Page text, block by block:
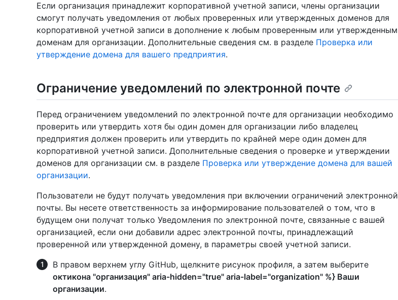
Если организация принадлежит корпоративной учетной записи, члены организации
смогут получать уведомления от любых проверенных или утвержденных доменов для
корпоративной учетной записи в дополнение к любым проверенным или утвержденным
доменам для организации. Дополнительные сведения см. в разделе Проверка или
утверждение домена для вашего предприятия.
Ограничение уведомлений по электронной почте
Перед ограничением уведомлений по электронной почте для организации необходимо
проверить или утвердить хотя бы один домен для организации либо владелец
предприятия должен проверить или утвердить по крайней мере один домен для
корпоративной учетной записи. Дополнительные сведения о проверке и утверждении
доменов для организации см. в разделе Проверка или утверждение домена для вашей
организации.
Пользователи не будут получать уведомления при включении ограничений электронной
почты. Вы несете ответственность за информирование пользователей о том, что в
будущем они получат только Уведомления по электронной почте, связанные с вашей
организацией, если они добавили адрес электронной почты, принадлежащий
проверенной или утвержденной домену, в параметры своей учетной записи.
В правом верхнем углу GitHub, щелкните рисунок профиля, а затем выберите
октикона "организация" aria-hidden="true" aria-label="organization" %} Ваши
организации.